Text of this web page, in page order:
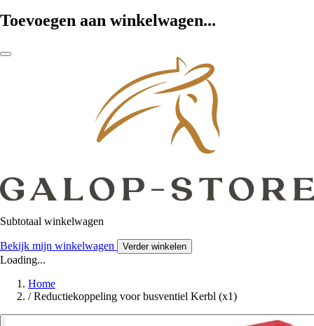
Toevoegen aan winkelwagen...
Subtotaal winkelwagen
Bekijk mijn winkelwagen Verder winkelen
Loading...
Home
/ Reductiekoppeling voor busventiel Kerbl (x1)